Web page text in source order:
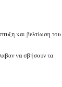
και βελτίωση του
να σβήσουν τα